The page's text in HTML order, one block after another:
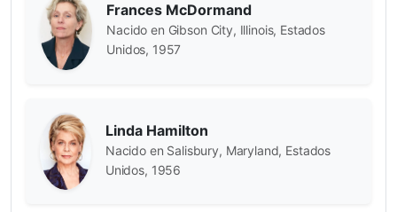
Frances McDormand
Nacido en Gibson City, Illinois, Estados
Unidos, 1957
Linda Hamilton
Nacido en Salisbury, Maryland, Estados
Unidos, 1956